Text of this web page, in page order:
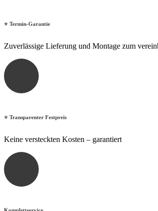
⭐ Termin-Garantie
Zuverlässige Lieferung und Montage zum
⭐ Transparenter Festpreis
Keine versteckten Kosten – garantiert